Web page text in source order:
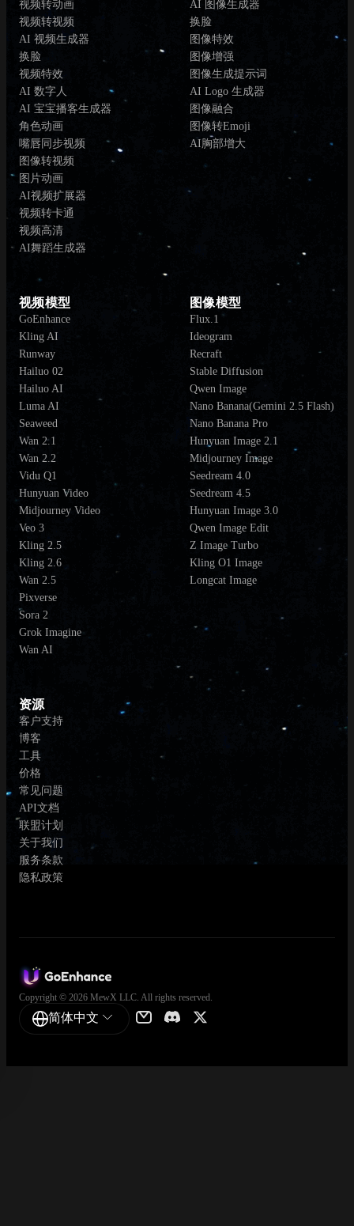
视频转动画
视频转视频
AI 视频生成器
换脸
视频特效
AI 数字人
AI 宝宝播客生成器
角色动画
嘴唇同步视频
图像转视频
图片动画
AI视频扩展器
视频转卡通
视频高清
AI舞蹈生成器
AI 图像生成器
换脸
图像特效
图像增强
图像生成提示词
AI Logo 生成器
图像融合
图像转Emoji
AI胸部增大
视频模型
GoEnhance
Kling AI
Runway
Hailuo 02
Hailuo AI
Luma AI
Seaweed
Wan 2.1
Wan 2.2
Vidu Q1
Hunyuan Video
Midjourney Video
Veo 3
Kling 2.5
Kling 2.6
Wan 2.5
Pixverse
Sora 2
Grok Imagine
Wan AI
图像模型
Flux.1
Ideogram
Recraft
Stable Diffusion
Qwen Image
Nano Banana(Gemini 2.5 Flash)
Nano Banana Pro
Hunyuan Image 2.1
Midjourney Image
Seedream 4.0
Seedream 4.5
Hunyuan Image 3.0
Qwen Image Edit
Z Image Turbo
Kling O1 Image
Longcat Image
资源
客户支持
博客
工具
价格
常见问题
API文档
联盟计划
关于我们
服务条款
隐私政策
Copyright © 2026 MewX LLC. All rights reserved.
简体中文